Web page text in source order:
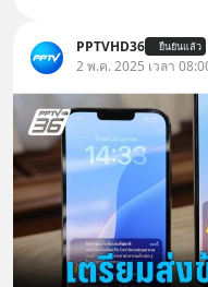
PPTVHD36 ยืนยันแล้ว
2 พ.ค. 2025 เวลา